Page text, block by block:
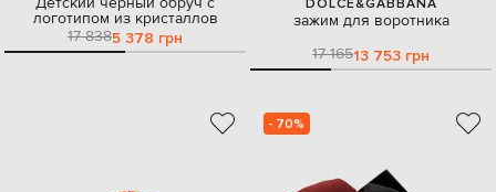
логотипом из кристаллов
17 8385 378 грн
DOLCE&GABBANA
зажим для воротника
17 16513 753 грн
- 70%